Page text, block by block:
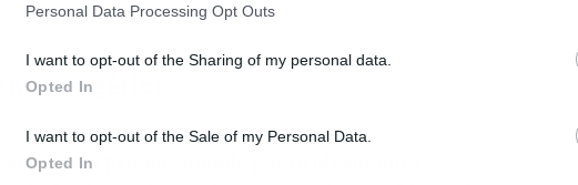
Personal Data Processing Opt Outs
I want to opt-out of the Sharing of my personal data.
Opted In
I want to opt-out of the Sale of my Personal Data.
Opted In
energético
asesoramiento energético para empresas y
servicio es proporcionado por profesionales